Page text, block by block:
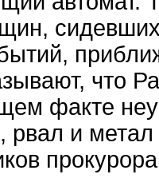
что
факте
рвал и